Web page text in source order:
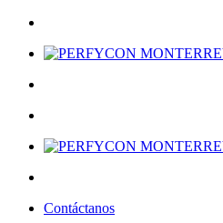
Contáctanos